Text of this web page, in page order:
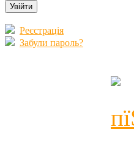
Реєстрація
Забули пароль?